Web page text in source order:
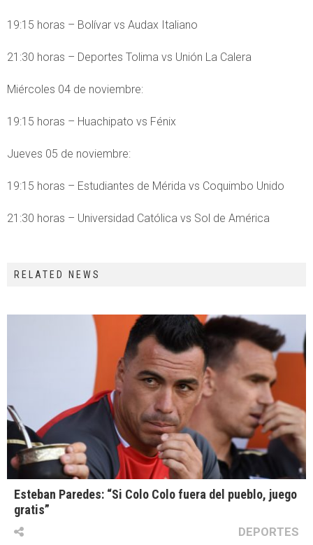
19:15 horas – Bolívar vs Audax Italiano
21:30 horas – Deportes Tolima vs Unión La Calera
Miércoles 04 de noviembre:
19:15 horas – Huachipato vs Fénix
Jueves 05 de noviembre:
19:15 horas – Estudiantes de Mérida vs Coquimbo Unido
21:30 horas – Universidad Católica vs Sol de América
RELATED NEWS
Esteban Paredes: “Si Colo Colo fuera del pueblo, juego
gratis”
DEPORTES